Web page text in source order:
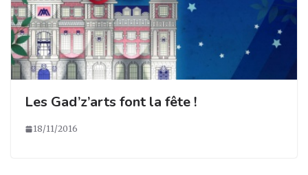
Les Gad’z’arts font la fête !
18/11/2016